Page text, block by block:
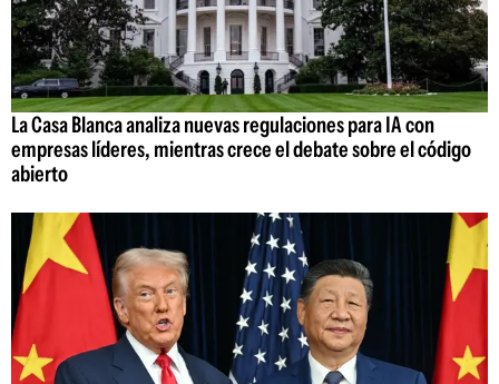
La Casa Blanca analiza nuevas regulaciones para IA con
empresas líderes, mientras crece el debate sobre el código
abierto